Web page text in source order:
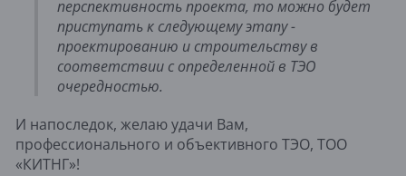
перспективность проекта, то можно будет
приступать к следующему этапу -
проектированию и строительству в
соответствии с определенной в ТЭО
очередностью.
И напоследок, желаю удачи Вам,
профессионального и объективного ТЭО, ТОО
«КИТНГ»!